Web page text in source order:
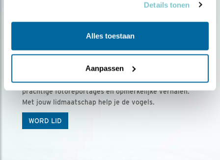
Details tonen
Alles toestaan
Aanpassen
Ontvang 5 x Vogels voor € 36,00 per jaar
Vogels is het tijdschrift voor onze leden, met
prachtige fotoreportages en opmerkelijke verhalen.
Met jouw lidmaatschap help je de vogels.
WORD LID